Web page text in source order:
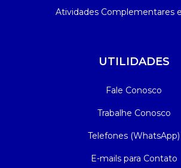
Atividades Complementares
UTILIDADES
Fale Conosco
Trabalhe Conosco
Telefones (WhatsApp)
E-mails para Contato